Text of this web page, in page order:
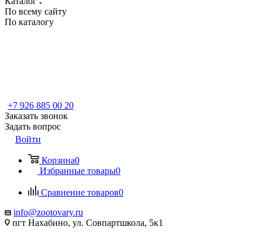
По всему сайту
По каталогу
+7 926 885 00 20
Заказать звонок
Задать вопрос
Войти
Корзина0
Избранные товары0
Сравнение товаров0
info@zootovary.ru
пгт Нахабино, ул. Совпартшкола, 5к1